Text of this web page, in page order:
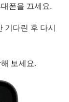
폰을 끄세요.
기다린 후 다시
보세요.